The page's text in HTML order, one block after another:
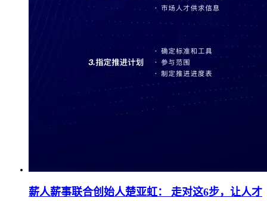
薪人薪事联合创始人楚亚虹： 走对这6步，让人才